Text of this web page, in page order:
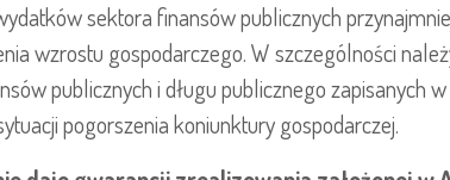
sektora finansów publicznych
wzrostu gospodarczego. W szczególności
publicznych i długu publicznego zapisanych
pogorszenia koniunktury gospodarczej.